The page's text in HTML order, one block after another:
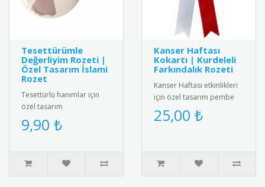
Tesettürümle
Değerliyim Rozeti |
Özel Tasarım İslami
Rozet
Tesettürlü hanımlar için
özel tasarım
"Tesettürümle Değerliyim"
rozeti. Yüksek kaliteli metal
9,90 ₺
Kanser Haftası
Kokartı | Kurdeleli
Farkındalık Rozeti
Kanser Haftası etkinlikleri
için özel tasarım pembe
kurdeleli kokart. Yüksek
kalite metal malzemeden..
25,00 ₺